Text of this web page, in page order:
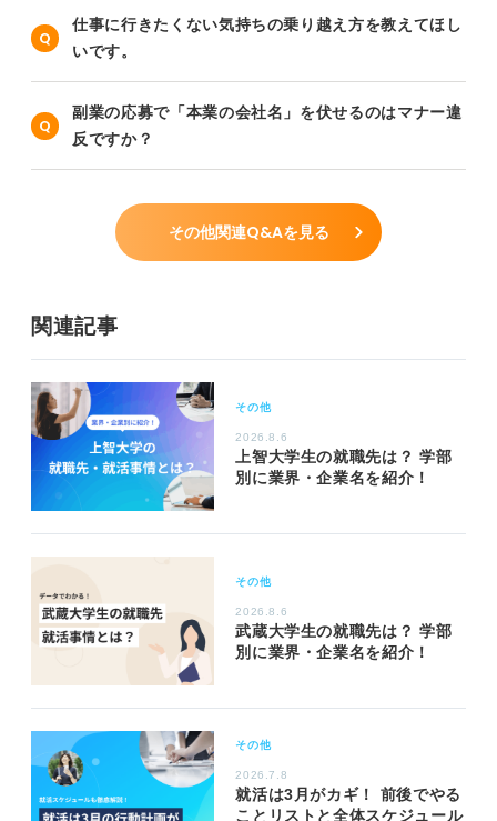
仕事に行きたくない気持ちの乗り越え方を教えてほし
いです。
副業の応募で「本業の会社名」を伏せるのはマナー違
反ですか？
その他関連Q&Aを見る
関連記事
その他
2026.8.6
上智大学生の就職先は？ 学部
別に業界・企業名を紹介！
その他
2026.8.6
武蔵大学生の就職先は？ 学部
別に業界・企業名を紹介！
その他
2026.7.8
就活は3月がカギ！ 前後でやる
ことリストと全体スケジュール